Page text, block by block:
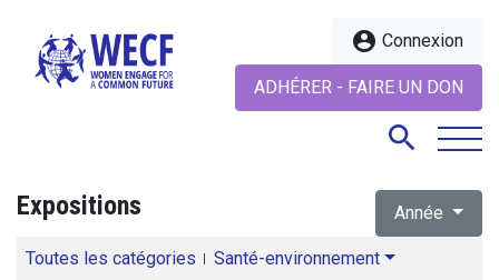
account_circle Connexion
ADHÉRER - FAIRE UN DON
search
Expositions Année
Toutes les catégories Santé-environnement